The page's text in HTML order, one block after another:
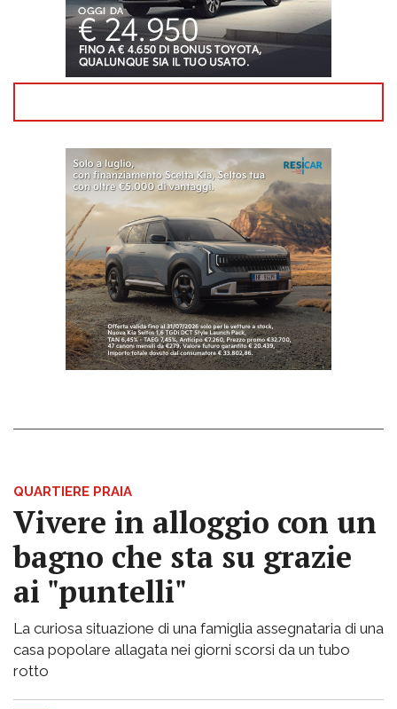
QUARTIERE PRAIA
Vivere in alloggio con un
bagno che sta su grazie
ai "puntelli"
La curiosa situazione di una famiglia assegnataria di una
casa popolare allagata nei giorni scorsi da un tubo
rotto